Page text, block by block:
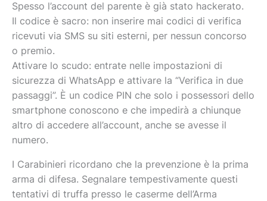
Spesso l’account del parente è già stato hackerato.
Il codice è sacro: non inserire mai codici di verifica
ricevuti via SMS su siti esterni, per nessun concorso
o premio.
Attivare lo scudo: entrate nelle impostazioni di
sicurezza di WhatsApp e attivare la “Verifica in due
passaggi”. È un codice PIN che solo i possessori dello
smartphone conoscono e che impedirà a chiunque
altro di accedere all’account, anche se avesse il
numero.
I Carabinieri ricordano che la prevenzione è la prima
arma di difesa. Segnalare tempestivamente questi
tentativi di truffa presso le caserme dell’Arma